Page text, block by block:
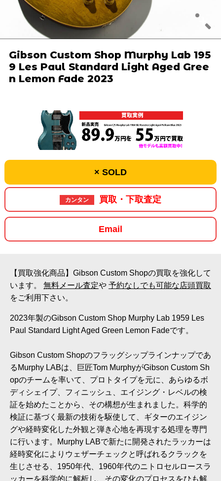
Gibson Custom Shop Murphy Lab 195
9 Les Paul Standard Light Aged Gree
n Lemon Fade 2023
× SOLD
カンタン 買取・下取査定
Email
【買取強化商品】Gibson Custom Shopの買取を強化して
います。 無料メール査定や 予約なしでも可能な店頭買取
をご利用下さい。
2023年製のGibson Custom Shop Murphy Lab 1959 Les
Paul Standard Light Aged Green Lemon Fadeです。
Gibson Custom Shopのフラッグシップラインナップであ
るMurphy LABは、巨匠Tom MurphyがGibson Custom Sh
opのチームを率いて、プロトタイプを元に、あらゆるボ
ディシェイプ、フィニッシュ、エイジング・レベルの検
証を始めたことから、その構想が生まれました。科学的
検証に基づく最新の技術を駆使して、ギターのエイジン
グや経時変化した外観と弾き心地を再現する処理を専門
に行います。Murphy LABで新たに開発されたラッカーは
経時変化によりウェザーチェックと呼ばれるクラックを
生じさせる、1950年代、1960年代のニトロセルロースラ
ッカーを科学的に解析し、その変化のプロセスをひも解